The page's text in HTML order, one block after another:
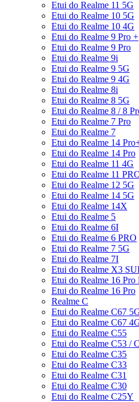
Etui do Realme 11 5G
Etui do Realme 10 5G
Etui do Realme 10 4G
Etui do Realme 9 Pro +
Etui do Realme 9 Pro
Etui do Realme 9i
Etui do Realme 9 5G
Etui do Realme 9 4G
Etui do Realme 8i
Etui do Realme 8 5G
Etui do Realme 8 / 8
Etui do Realme 7 Pro
Etui do Realme 7
Etui do Realme 14
Etui do Realme 14 Pro
Etui do Realme 11 4G
Etui do Realme 11
Etui do Realme 12 5G
Etui do Realme 14 5G
Etui do Realme 14X
Etui do Realme 5
Etui do Realme 6I
Etui do Realme 6 PRO
Etui do Realme 7 5G
Etui do Realme 7I
Etui do Realme X3
Etui do Realme 16 Pro
Etui do Realme 16 Pro
Realme C
Etui do Realme C67
Etui do Realme C67
Etui do Realme C55
Etui do Realme C53 /
Etui do Realme C35
Etui do Realme C33
Etui do Realme C31
Etui do Realme C30
Etui do Realme C25Y